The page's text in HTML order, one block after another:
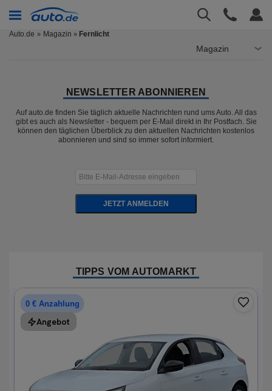
Auto.de Magazin » Fernlicht
Magazin
NEWSLETTER ABONNIEREN
Auf auto.de finden Sie täglich aktuelle Nachrichten rund ums Auto. All das
gibt es auch als Newsletter - bequem per E-Mail direkt in Ihr Postfach. Sie
können den täglichen Überblick zu den aktuellen Nachrichten kostenlos
abonnieren und sind so immer sofort informiert.
JETZT ANMELDEN
TIPPS VOM AUTOMARKT
0 € Anzahlung
Angebot